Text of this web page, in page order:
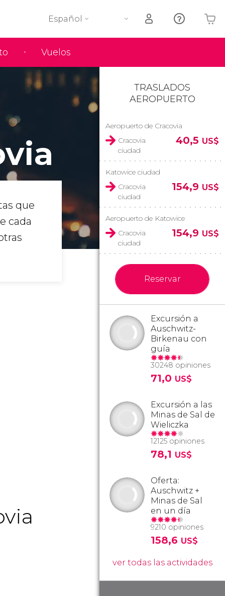
Vuelos
Español
que
cada
TRASLADOS
AEROPUERTO
Aeropuerto de Cracovia
Cracovia
ciudad
40,5 US$
Katowice ciudad
Cracovia
ciudad
154,9 US$
Aeropuerto de Katowice
Cracovia
ciudad
154,9 US$
Reservar
Excursión a
Auschwitz-
Birkenau con
guía
30248 opiniones
71,0 US$
Excursión a las
Minas de Sal de
Wieliczka
12125 opiniones
78,1 US$
Oferta:
Auschwitz +
Minas de Sal
en un día
9210 opiniones
158,6 US$
ver todas las actividades